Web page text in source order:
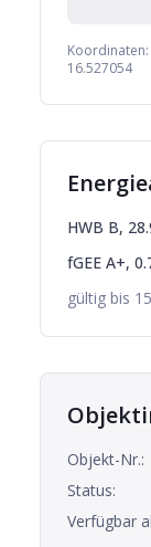
Koordinaten:
16.527054
HWB B,
fGEE A+,
gültig bis
Objekt-Nr.:
Status:
Verfügbar